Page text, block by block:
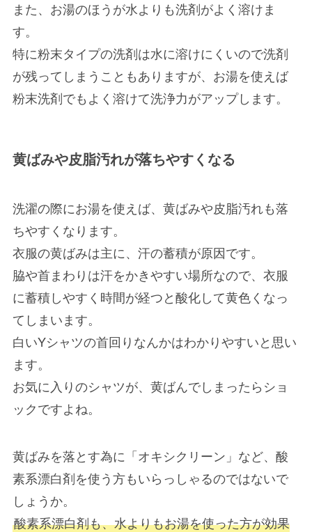
また、お湯のほうが水よりも洗剤がよく溶けま
す。
特に粉末タイプの洗剤は水に溶けにくいので洗剤
が残ってしまうこともありますが、お湯を使えば
粉末洗剤でもよく溶けて洗浄力がアップします。
黄ばみや皮脂汚れが落ちやすくなる
洗濯の際にお湯を使えば、 黄ばみや皮脂汚れも落
ちやすく なります。
衣服の黄ばみは主に、 汗の蓄積が原因です。
脇や首まわりは汗をかきやすい場所なので、衣服
に蓄積しやすく 時間が経つと酸化して黄色く なっ
てしまいます。
白いYシャツの首回りなんかはわかりやすいと思い
ます。
お気に入りのシャツが、黄ばんでしまったらショ
ックですよね。
黄ばみを落とす為に「オキシクリーン」など、酸
素系漂白剤を使う方もいらっしゃるのではないで
しょうか。
酸素系漂白剤も、水よりもお湯を使った方が効果